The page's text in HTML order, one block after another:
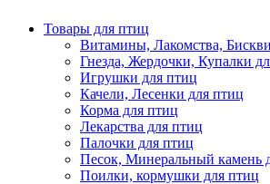
Товары для птиц
Витамины, Лакомства,
Гнезда, Жердочки, Купалки
Игрушки для птиц
Качели, Лесенки для птиц
Корма для птиц
Лекарства для птиц
Палочки для птиц
Песок, Минеральный камень
Поилки, кормушки для птиц